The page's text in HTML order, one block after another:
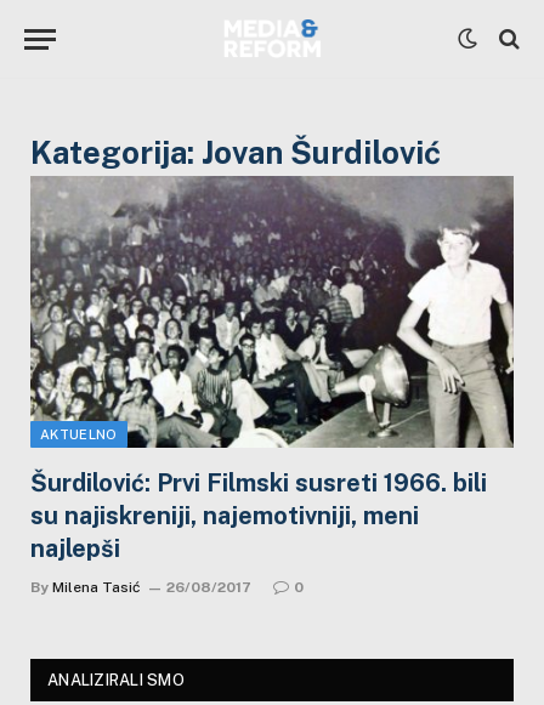
Kategorija: Jovan Šurdilović
AKTUELNO
Šurdilović: Prvi Filmski susreti 1966. bili
su najiskreniji, najemotivniji, meni
najlepši
By Milena Tasić 26/08/2017 0
ANALIZIRALI SMO